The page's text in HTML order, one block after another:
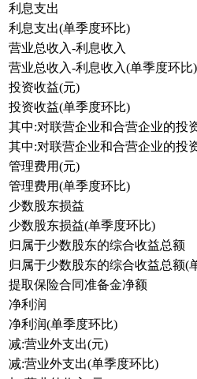
利息支出
利息支出(单季度环比)
营业总收入-利息收入
营业总收入-利息收入(单季度环比)
投资收益(元)
投资收益(单季度环比)
其中:对联营企业和合营企业的投
其中:对联营企业和合营企业的投
管理费用(元)
管理费用(单季度环比)
少数股东损益
少数股东损益(单季度环比)
归属于少数股东的综合收益总额
归属于少数股东的综合收益总额(
提取保险合同准备金净额
净利润
净利润(单季度环比)
减:营业外支出(元)
减:营业外支出(单季度环比)